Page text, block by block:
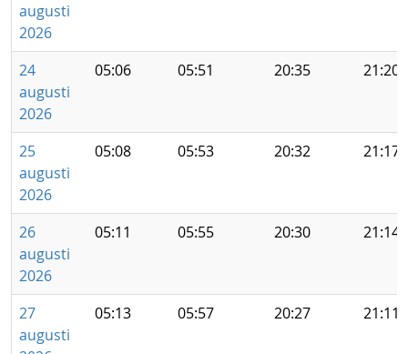
augusti
2026
24
augusti
2026
05:06 05:51 20:35 21:20
25
augusti
2026
05:08 05:53 20:32 21:17
26
augusti
2026
05:11 05:55 20:30 21:14
27
augusti
05:13 05:57 20:27 21:11